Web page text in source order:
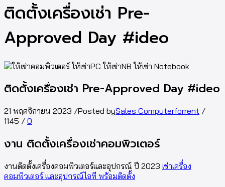
ติดตั้งเครื่องเช่า Pre-
Approved Day #ideo
ติดตั้งเครื่องเช่า Pre-Approved Day #ideo
21 พฤศจิกายน 2023 /Posted bySales Computerforrent /
1145 / 0
งาน ติดตั้งเครื่องเช่าคอมพิวเตอร์
งานติดตั้งเครื่องคอมพิวเตอร์และอุปกรณ์ ปี 2023 เช่าเครื่อง
คอมพิวเตอร์ และอุปกรณ์ไอที พร้อมติดตั้ง